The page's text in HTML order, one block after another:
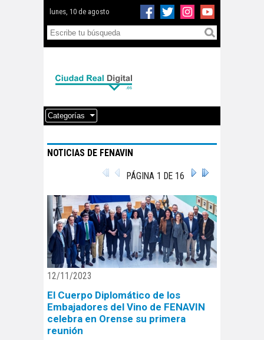
lunes, 10 de agosto
Categorías
NOTICIAS DE FENAVIN
PÁGINA 1 DE 16
12/11/2023
El Cuerpo Diplomático de los
Embajadores del Vino de FENAVIN
celebra en Orense su primera
reunión